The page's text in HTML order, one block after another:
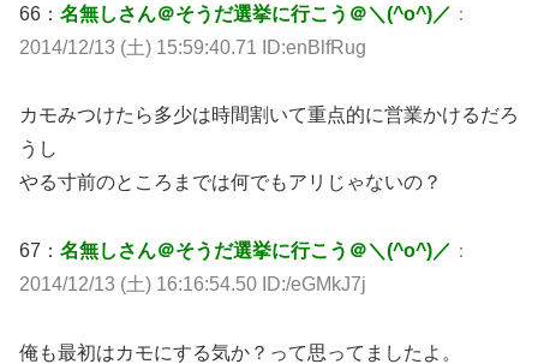
66： 名無しさん＠そうだ選挙に行こう＠＼(^o^)／ ：
2014/12/13 (土) 15:59:40.71 ID:enBlfRug
カモみつけたら多少は時間割いて重点的に営業かけるだろ
うし
やる寸前のところまでは何でもアリじゃないの？
67： 名無しさん＠そうだ選挙に行こう＠＼(^o^)／ ：
2014/12/13 (土) 16:16:54.50 ID:/eGMkJ7j
俺も最初はカモにする気か？って思ってましたよ。